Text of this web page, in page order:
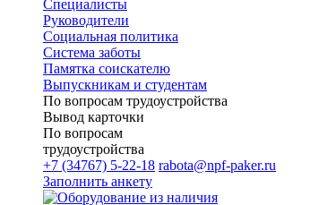
Специалисты
Руководители
Cоциальная политика
Система заботы
Памятка соискателю
Выпускникам и студентам
По вопросам трудоустройства
Вывод карточки
По вопросам
трудоустройства
+7 (34767) 5-22-18 rabota@npf-paker.ru
Заполнить анкету